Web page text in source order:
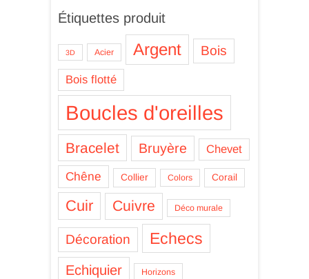
Étiquettes produit
3D Acier Argent Bois
Bois flotté
Boucles d'oreilles
Bracelet Bruyère Chevet
Chêne Collier Colors Corail
Cuir Cuivre Déco murale
Décoration Echecs
Echiquier Horizons